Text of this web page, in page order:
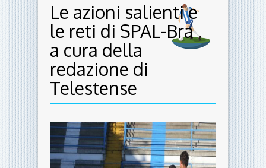
Le azioni salienti e
le reti di SPAL-Bra
a cura della
redazione di
Telestense